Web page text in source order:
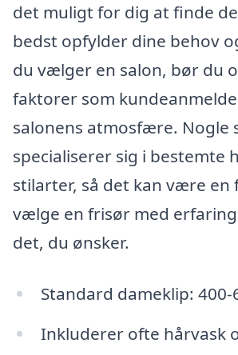
det muligt for dig at finde
bedst opfylder dine behov
du vælger en salon, bør du
faktorer som
salonens atmosfære. Nogle
specialiserer sig i bestemte
stilarter, så det kan være en
vælge en frisør med
det, du ønsker.
Standard dameklip: 400-
Inkluderer ofte hårvask